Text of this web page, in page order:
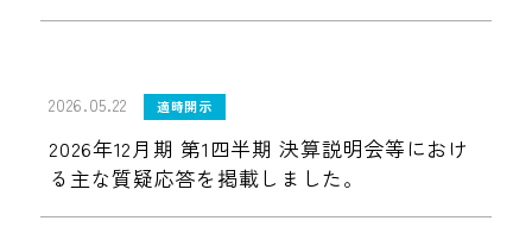
2026.05.22 適時開示
2026年12月期 第1四半期 決算説明会等におけ
る主な質疑応答を掲載しました。